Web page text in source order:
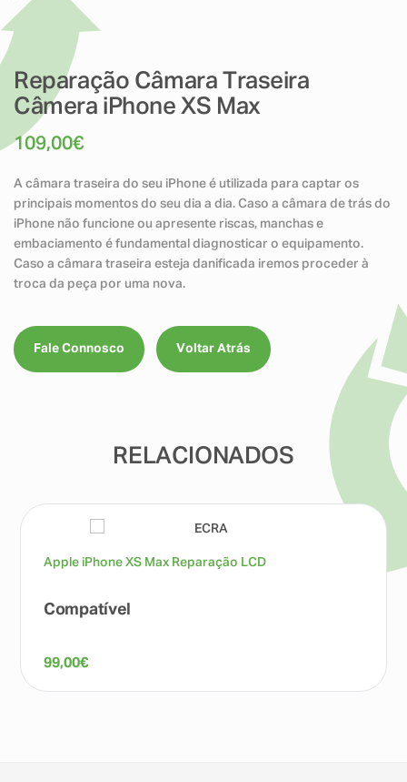
Reparação Câmara Traseira
Câmera iPhone XS Max
109,00€
A câmara traseira do seu iPhone é utilizada para captar os
principais momentos do seu dia a dia. Caso a câmara de trás do
iPhone não funcione ou apresente riscas, manchas e
embaciamento é fundamental diagnosticar o equipamento.
Caso a câmara traseira esteja danificada iremos proceder à
troca da peça por uma nova.
Fale Connosco Voltar Atrás
RELACIONADOS
Apple iPhone XS Max Reparação LCD
Compatível
99,00€